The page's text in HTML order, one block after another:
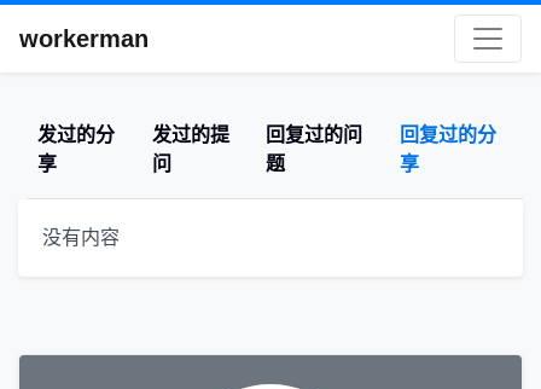
workerman
发过的分
享
发过的提
问
回复过的问
题
回复过的分
享
没有内容